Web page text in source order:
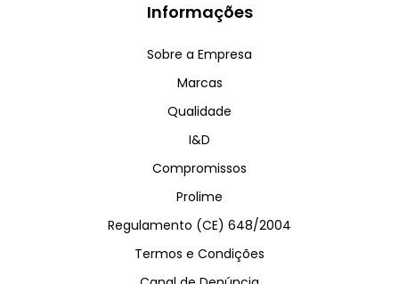
Informações
Sobre a Empresa
Marcas
Qualidade
I&D
Compromissos
Prolime
Regulamento (CE) 648/2004
Termos e Condições